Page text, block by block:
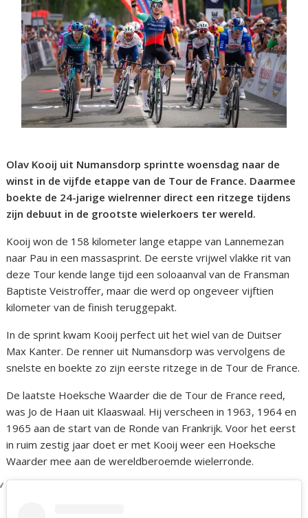
Olav Kooij uit Numansdorp sprintte woensdag naar de
winst in de vijfde etappe van de Tour de France. Daarmee
boekte de 24-jarige wielrenner direct een ritzege tijdens
zijn debuut in de grootste wielerkoers ter wereld.
Kooij won de 158 kilometer lange etappe van Lannemezan
naar Pau in een massasprint. De eerste vrijwel vlakke rit van
deze Tour kende lange tijd een soloaanval van de Fransman
Baptiste Veistroffer, maar die werd op ongeveer vijftien
kilometer van de finish teruggepakt.
In de sprint kwam Kooij perfect uit het wiel van de Duitser
Max Kanter. De renner uit Numansdorp was vervolgens de
snelste en boekte zo zijn eerste ritzege in de Tour de France.
De laatste Hoeksche Waarder die de Tour de France reed,
was Jo de Haan uit Klaaswaal. Hij verscheen in 1963, 1964 en
1965 aan de start van de Ronde van Frankrijk. Voor het eerst
in ruim zestig jaar doet er met Kooij weer een Hoeksche
Waarder mee aan de wereldberoemde wielerronde.